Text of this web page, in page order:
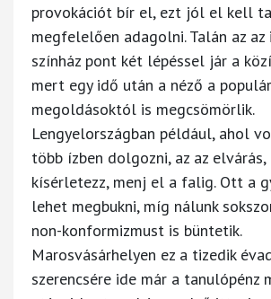
provokációt bír el, ezt jól el kell
megfelelően adagolni. Talán az az
színház pont két lépéssel jár a
mert egy idő után a néző a
megoldásoktól is megcsömörlik.
Lengyelországban például, ahol
több ízben dolgozni, az az elvárás,
kísérletezz, menj el a falig. Ott a
lehet megbukni, míg nálunk
non-konformizmust is büntetik.
Marosvásárhelyen ez a tizedik
szerencsére ide már a tanulópénz